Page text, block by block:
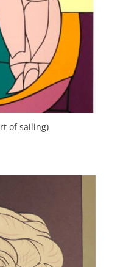
of sailing)